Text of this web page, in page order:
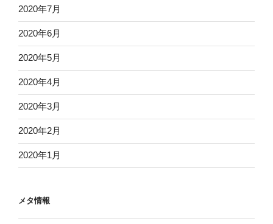
2020年7月
2020年6月
2020年5月
2020年4月
2020年3月
2020年2月
2020年1月
メタ情報